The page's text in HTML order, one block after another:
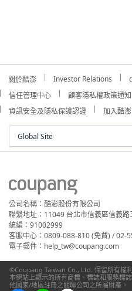
關於酷澎 Investor Relations
信任管理中心
顧客隱私權政策通知
資訊安全及隱私保護認證
加入酷
Global Site
公司名稱：酷澎股份有限公司
聯繫地址：11049 台北市信義區信義路
統編：91002999
客服中心：0809-088-810 (免費) / 02-
電子郵件：help_tw@coupang.com
©Coupang Taiwan Co., Ltd. 保留所有權
本網站上顯示的所有商標、標誌和服務標
他國家/地區註冊之關聯公司之所屬財產。